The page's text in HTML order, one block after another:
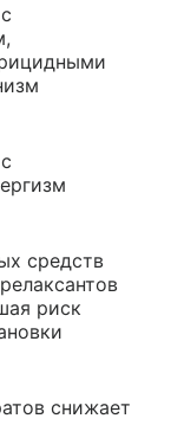
средств
риск
снижает